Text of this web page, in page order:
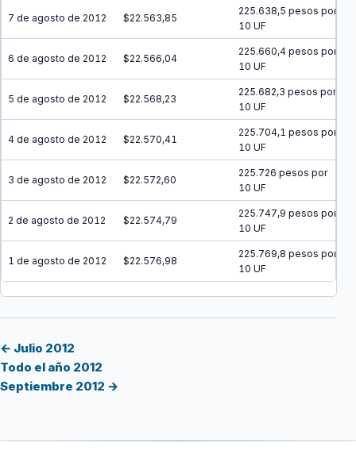
7 de agosto de 2012 $22.563,85
225.638,5 pesos por
10 UF
6 de agosto de 2012 $22.566,04
225.660,4 pesos por
10 UF
5 de agosto de 2012 $22.568,23
225.682,3 pesos por
10 UF
4 de agosto de 2012 $22.570,41
225.704,1 pesos por
10 UF
3 de agosto de 2012 $22.572,60
225.726 pesos por
10 UF
2 de agosto de 2012 $22.574,79
225.747,9 pesos por
10 UF
1 de agosto de 2012 $22.576,98
225.769,8 pesos por
10 UF
← Julio 2012
Todo el año 2012
Septiembre 2012 →